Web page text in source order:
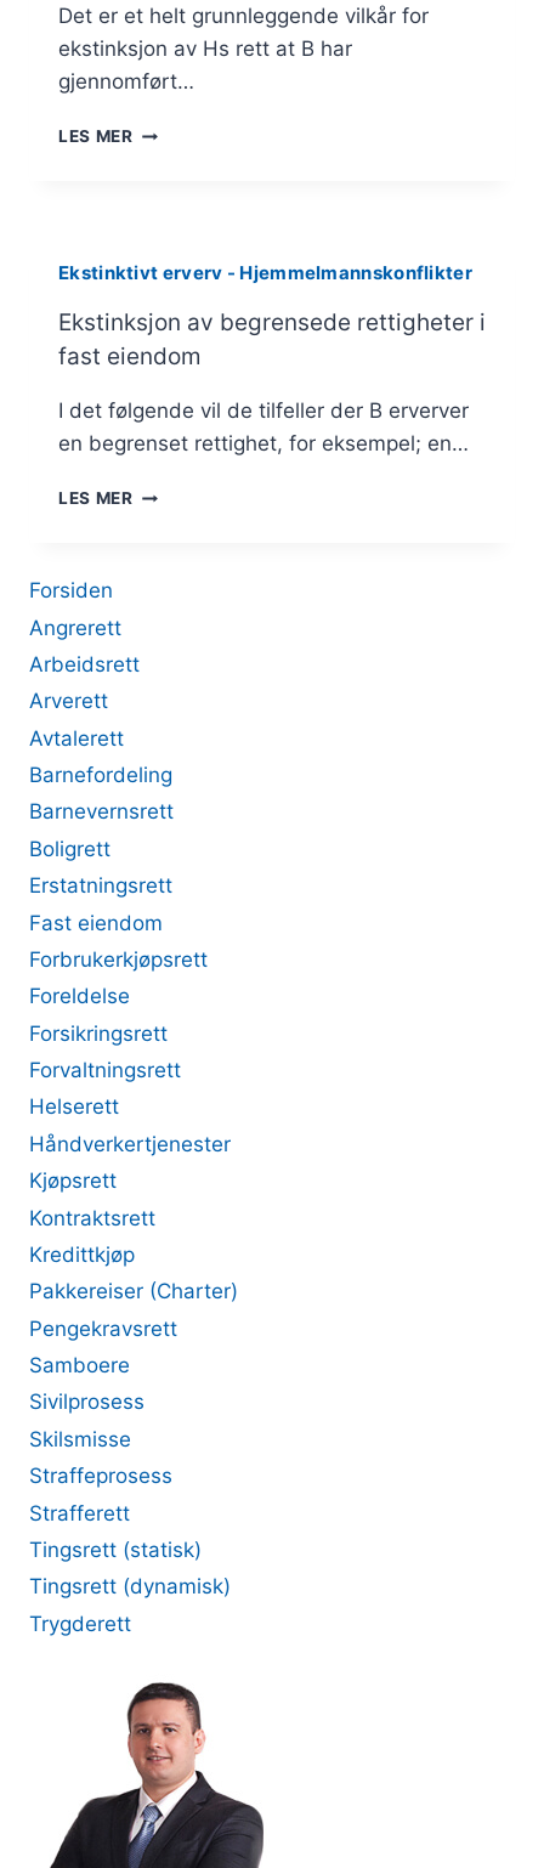
Det er et helt grunnleggende vilkår for
ekstinksjon av Hs rett at B har
gjennomført…
LES MERKRAVET
Ekstinktivt erverv - Hjemmelmannskonflikter
Ekstinksjon av begrensede rettigheter i
fast eiendom
I det følgende vil de tilfeller der B erverver
en begrenset rettighet, for eksempel; en…
LES MEREKSTINKSJON
Forsiden
Angrerett
Arbeidsrett
Arverett
Avtalerett
Barnefordeling
Barnevernsrett
Boligrett
Erstatningsrett
Fast eiendom
Forbrukerkjøpsrett
Foreldelse
Forsikringsrett
Forvaltningsrett
Helserett
Håndverkertjenester
Kjøpsrett
Kontraktsrett
Kredittkjøp
Pakkereiser (Charter)
Pengekravsrett
Samboere
Sivilprosess
Skilsmisse
Straffeprosess
Strafferett
Tingsrett (statisk)
Tingsrett (dynamisk)
Trygderett